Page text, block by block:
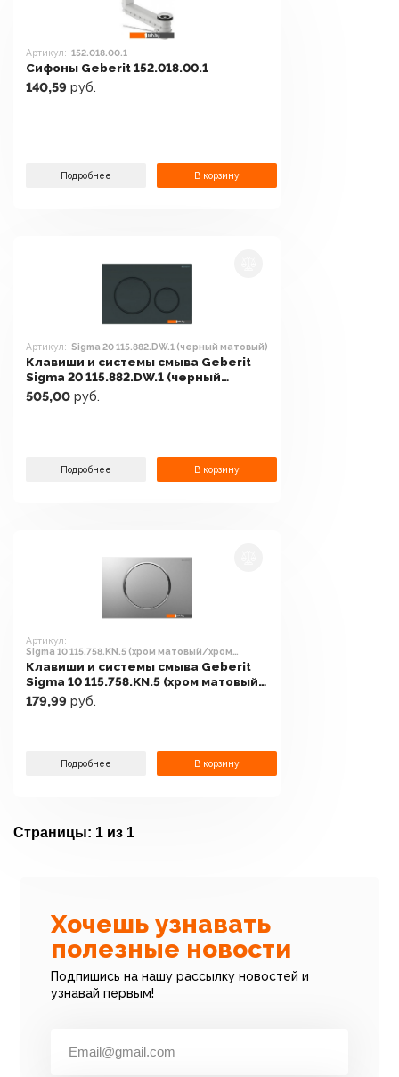
Артикул: 152.018.00.1
Сифоны Geberit 152.018.00.1
140,59 руб.
Подробнее В корзину
Артикул: Sigma 20 115.882.DW.1 (черный матовый)
Клавиши и системы смыва Geberit
Sigma 20 115.882.DW.1 (черный
матовый)
505,00 руб.
Подробнее В корзину
Артикул:
Sigma 10 115.758.KN.5 (хром матовый/хром
глянцевый)
Клавиши и системы смыва Geberit
Sigma 10 115.758.KN.5 (хром матовый/
хром глянцевый)
179,99 руб.
Подробнее В корзину
Страницы: 1 из 1
Хочешь узнавать
полезные новости
Подпишись на нашу рассылку новостей и
узнавай первым!